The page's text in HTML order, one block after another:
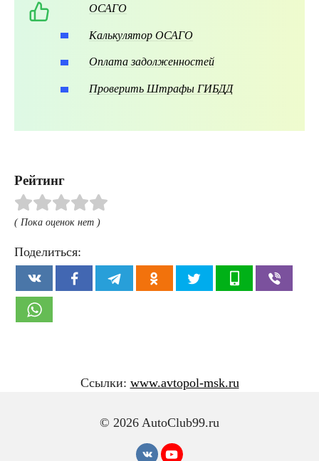
ОСАГО
Калькулятор ОСАГО
Оплата задолженностей
Проверить Штрафы ГИБДД
Рейтинг
( Пока оценок нет )
Поделиться:
© 2026 AutoClub99.ru
Ссылки: www.avtopol-msk.ru